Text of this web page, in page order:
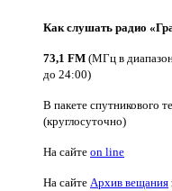
Как слушать радио
73,1 FM (МГц в
до 24:00)
В пакете спутникового
(круглосуточно)
На сайте on line
На сайте Архив вещания